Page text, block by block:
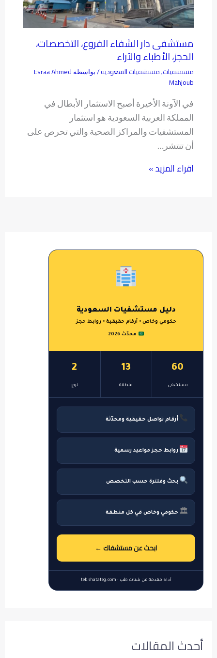
مستشفى دار الشفاء الفروع، التخصصات،
الحجز، الأطباء والآراء
مستشفيات, مستشفيات السعودية/ بواسطة Esraa Ahmed
Mahjoub
في الآونة الأخيرة أصبح الاستثمار الأبطال في
المملكة العربية السعودية هو استثمار
المستشفيات والمراكز الصحية والتي تحرص على
أن تنتشر…
اقراء المزيد »
دليل مستشفيات السعودية
حكومي وخاص • أرقام حقيقية • روابط حجز
محدّث 2026
60
مستشفى
13
منطقة
2
نوع
أرقام تواصل حقيقية ومحدّثة
روابط حجز مواعيد رسمية
بحث وفلترة حسب التخصص
🏛 حكومي وخاص في كل منطقة
ابحث عن مستشفاك ←
أداة مقدمة من شتات طب • teb.shatateg.com
أحدث المقالات